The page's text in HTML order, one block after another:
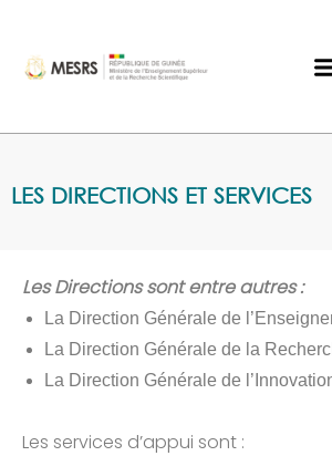
LES DIRECTIONS ET SERVICES
Les Directions sont entre autres :
La Direction Générale de
La Direction Générale de la
La Direction Générale de
Les services d’appui sont :